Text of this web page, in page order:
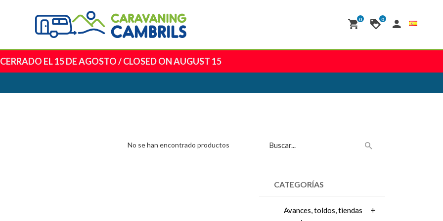
0 0
CERRADO EL 15 DE AGOSTO/CLOSED ON AUGUST 15
No se han encontrado productos
CATEGORÍAS
Avances, toldos, tiendas